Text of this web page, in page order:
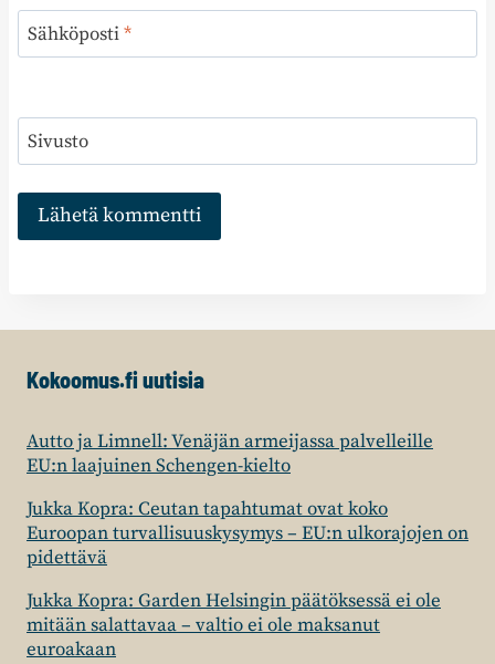
Sähköposti*
Sivusto
Kokoomus.fi uutisia
Autto ja Limnell: Venäjän armeijassa palvelleille
EU:n laajuinen Schengen-kielto
Jukka Kopra: Ceutan tapahtumat ovat koko
Euroopan turvallisuuskysymys – EU:n ulkorajojen on
pidettävä
Jukka Kopra: Garden Helsingin päätöksessä ei ole
mitään salattavaa – valtio ei ole maksanut
euroakaan